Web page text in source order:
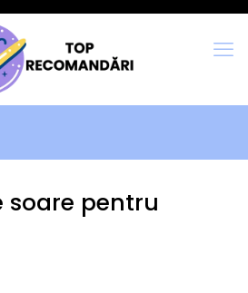
soare pentru